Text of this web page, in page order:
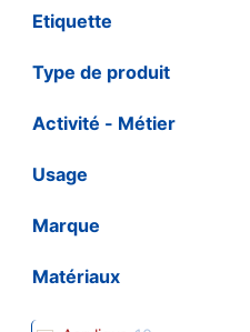
Etiquette
Type de produit
Activité - Métier
Usage
Marque
Matériaux